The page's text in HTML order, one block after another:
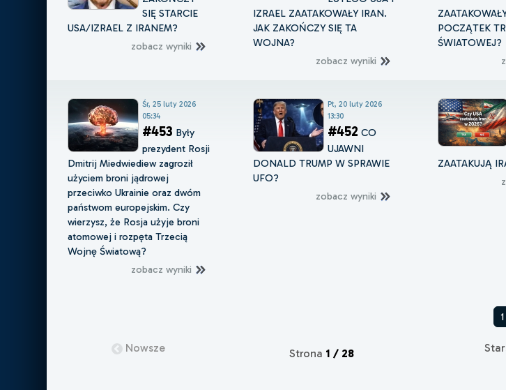
SIĘ STARCIE
USA/IZRAEL Z IRANEM?
zobacz wyniki
IZRAEL ZAATAKOWAŁY IRAN.
JAK ZAKOŃCZY SIĘ TA
WOJNA?
zobacz wyniki
POCZĄTEK
ŚWIATOWEJ?
Śr, 25 luty 2026
05:34
#453 Były
prezydent Rosji
Dmitrij Miedwiediew zagroził
użyciem broni jądrowej
przeciwko Ukrainie oraz dwóm
państwom europejskim. Czy
wierzysz, że Rosja użyje broni
atomowej i rozpęta Trzecią
Wojnę Światową?
zobacz wyniki
Pt, 20 luty 2026
13:30
#452 CO
UJAWNI
DONALD TRUMP W SPRAWIE
UFO?
zobacz wyniki
ZAATAKUJĄ
1
Nowsze Strona 1 / 28